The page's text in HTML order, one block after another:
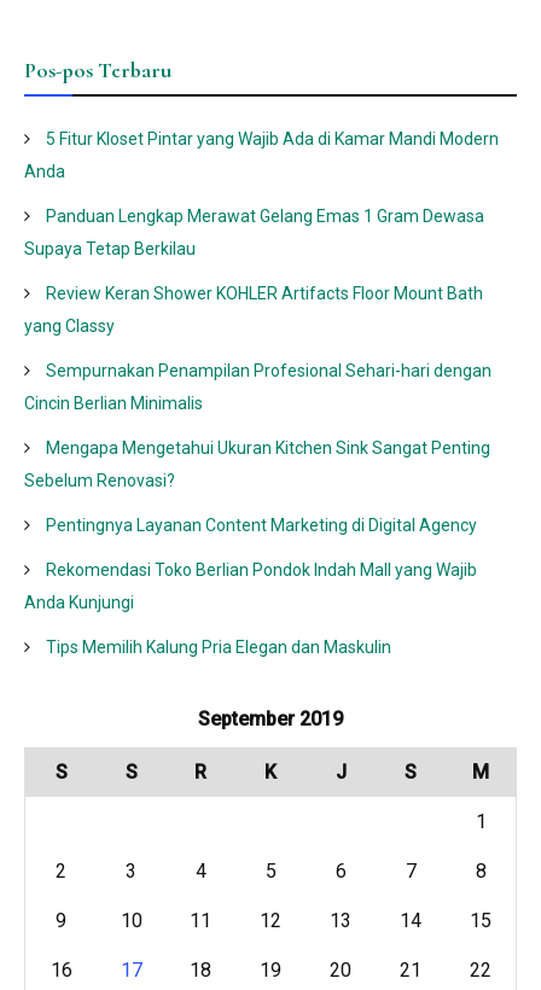
Pos-pos Terbaru
5 Fitur Kloset Pintar yang Wajib Ada di Kamar Mandi Modern
Anda
Panduan Lengkap Merawat Gelang Emas 1 Gram Dewasa
Supaya Tetap Berkilau
Review Keran Shower KOHLER Artifacts Floor Mount Bath
yang Classy
Sempurnakan Penampilan Profesional Sehari-hari dengan
Cincin Berlian Minimalis
Mengapa Mengetahui Ukuran Kitchen Sink Sangat Penting
Sebelum Renovasi?
Pentingnya Layanan Content Marketing di Digital Agency
Rekomendasi Toko Berlian Pondok Indah Mall yang Wajib
Anda Kunjungi
Tips Memilih Kalung Pria Elegan dan Maskulin
September 2019
S S R K J S M
1
2 3 4 5 6 7 8
9 10 11 12 13 14 15
16 17 18 19 20 21 22